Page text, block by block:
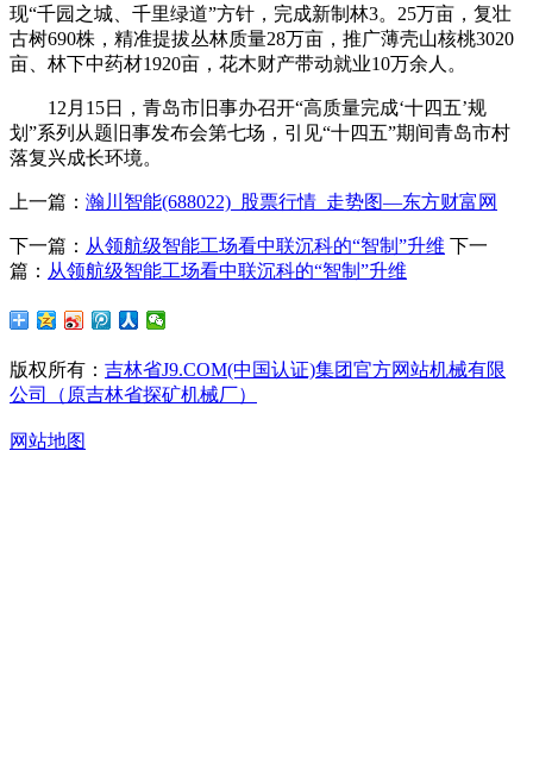
现“千园之城、千里绿道”方针，完成新制林3。25万亩，复壮
古树690株，精准提拔丛林质量28万亩，推广薄壳山核桃3020
亩、林下中药材1920亩，花木财产带动就业10万余人。
12月15日，青岛市旧事办召开“高质量完成‘十四五’规
划”系列从题旧事发布会第七场，引见“十四五”期间青岛市村
落复兴成长环境。
上一篇： 瀚川智能(688022)_股票行情_走势图—东方财富网
下一篇： 从领航级智能工场看中联沉科的“智制”升维 下一
篇： 从领航级智能工场看中联沉科的“智制”升维
版权所有： 吉林省J9.COM(中国认证)集团官方网站机械有限
公司（原吉林省探矿机械厂）
网站地图